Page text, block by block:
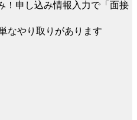
！申し込み情報入力で「面接
なやり取りがあります